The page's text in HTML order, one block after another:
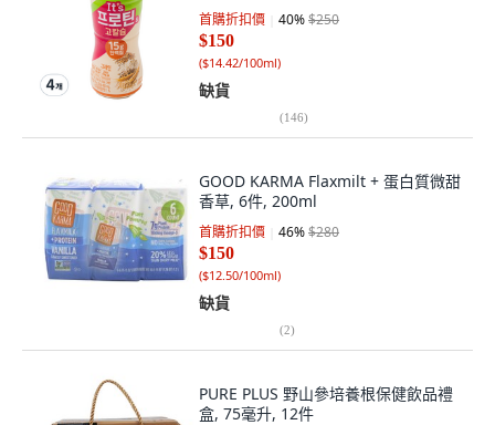
首購折扣價 40%$250
$150
($14.42/100ml)
缺貨
(146)
GOOD KARMA Flaxmilt + 蛋白質微甜
香草, 6件, 200ml
首購折扣價 46%$280
$150
($12.50/100ml)
缺貨
(2)
PURE PLUS 野山參培養根保健飲品禮
盒, 75毫升, 12件